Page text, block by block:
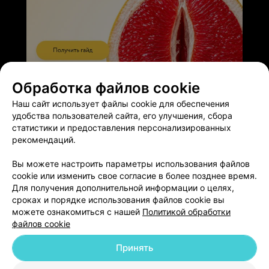
Добавить специалиста
О проекте Новости проекта Размещение рекламы
Обработка файлов cookie
Наш сайт использует файлы cookie для обеспечения
удобства пользователей сайта, его улучшения, сбора
статистики и предоставления персонализированных
рекомендаций.
Вы можете настроить параметры использования файлов
cookie или изменить свое согласие в более позднее время.
Для получения дополнительной информации о целях,
сроках и порядке использования файлов cookie вы
можете ознакомиться с нашей Политикой обработки
файлов cookie
Принять